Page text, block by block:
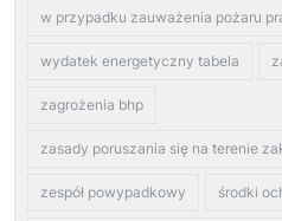
w przypadku zauważenia pożaru
wydatek energetyczny tabela
zagrożenia bhp
zasady poruszania się na terenie
zespół powypadkowy środki